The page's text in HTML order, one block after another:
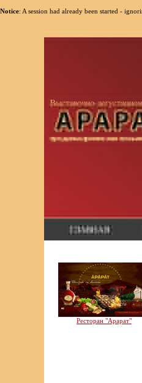
Notice: A session had already been started -
Ресторан "Арарат"